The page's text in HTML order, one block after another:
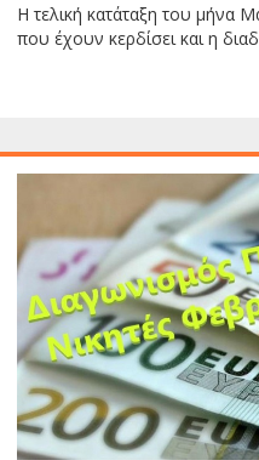
Η τελική κατάταξη του μήνα
που έχουν κερδίσει και η